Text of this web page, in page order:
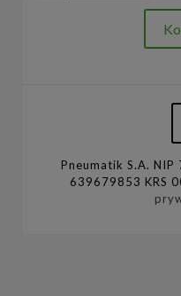
Pneumatik S.A.
639679853 KRS